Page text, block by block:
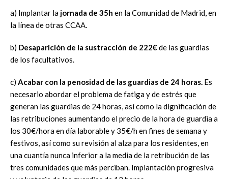
a) Implantar la jornada de 35h en la Comunidad de Madrid, en
la línea de otras CCAA.
b) Desaparición de la sustracción de 222€ de las guardias
de los facultativos.
c) Acabar con la penosidad de las guardias de 24 horas. Es
necesario abordar el problema de fatiga y de estrés que
generan las guardias de 24 horas, así como la dignificación de
las retribuciones aumentando el precio de la hora de guardia a
los 30€/hora en día laborable y 35€/h en fines de semana y
festivos, así como su revisión al alza para los residentes, en
una cuantía nunca inferior a la media de la retribución de las
tres comunidades que más perciban. Implantación progresiva